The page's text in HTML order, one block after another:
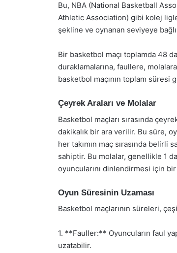
Bu, NBA (National Basketball
Athletic Association) gibi kolej
şekline ve oynanan seviyeye
Bir basketbol maçı toplamda 48
duraklamalarına, faullere,
basketbol maçının toplam süresi
Çeyrek Araları ve Molalar
Basketbol maçları sırasında
dakikalık bir ara verilir. Bu süre,
her takımın maç sırasında belirli
sahiptir. Bu molalar, genellikle 1
oyuncularını dinlendirmesi için bir
Oyun Süresinin Uzaması
Basketbol maçlarının süreleri,
1. **Fauller:** Oyuncuların faul
uzatabilir.